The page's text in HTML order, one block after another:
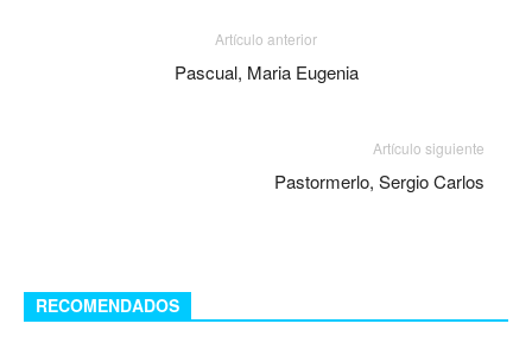
Artículo anterior
Pascual, Maria Eugenia
Artículo siguiente
Pastormerlo, Sergio Carlos
RECOMENDADOS